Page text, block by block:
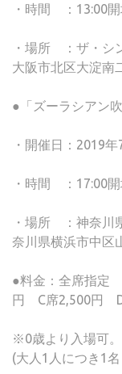
・時間 ：13:00
・場所 ：ザ・シ
大阪市北区大淀南
●「ズーラシアン
・開催日：2019
・時間 ：17:00
・場所 ：神奈川
奈川県横浜市中区
●料金：全席指
円 C席2,500円 D
※0歳より入場可
(大人1人につき1